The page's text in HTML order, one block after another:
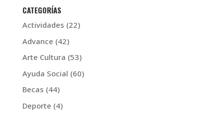
CATEGORÍAS
Actividades (22)
Advance (42)
Arte Cultura (53)
Ayuda Social (60)
Becas (44)
Deporte (4)